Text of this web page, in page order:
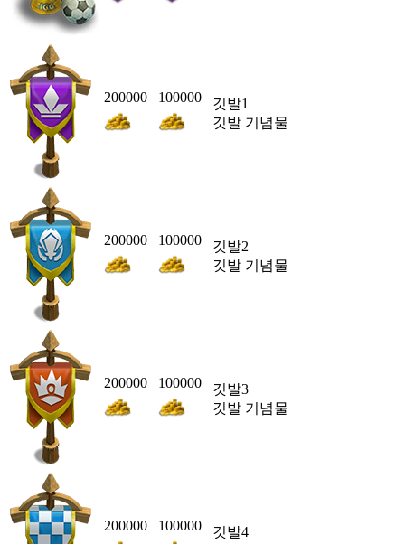
200000 100000
깃발1
깃발 기념물
200000 100000
깃발2
깃발 기념물
200000 100000
깃발3
깃발 기념물
200000 100000
깃발4